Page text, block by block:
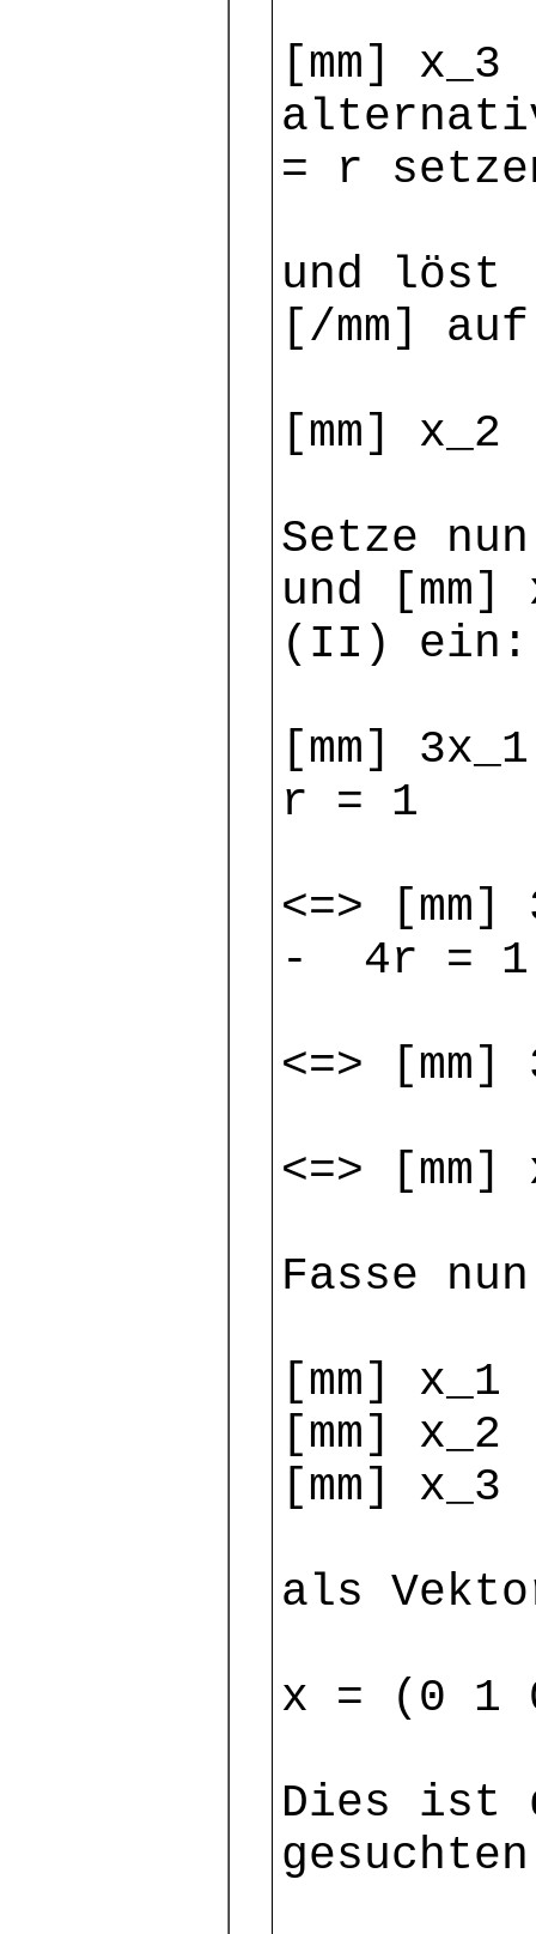
[mm]
= r
und löst
[/mm]
[mm]
Setze
und
(II) ein:
[mm]
r = 1
<=>
- 4r = 1
<=>
<=>
Fasse
[mm]
[mm]
[mm]
als
x = (0 1
Dies ist